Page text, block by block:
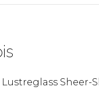
Lustreglass Sheer-